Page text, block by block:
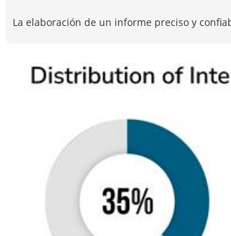
La elaboración de un informe preciso y